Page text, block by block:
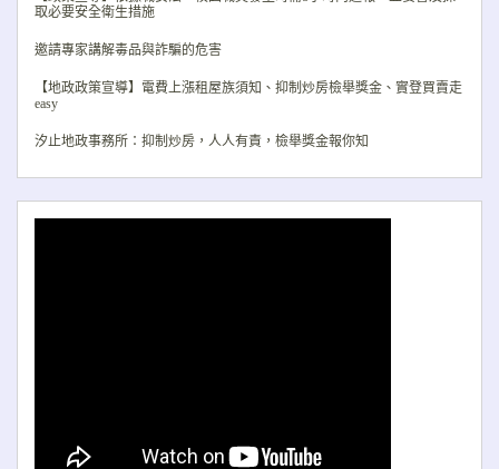
取必要安全衛生措施
邀請專家講解毒品與詐騙的危害
【地政政策宣導】電費上漲租屋族須知、抑制炒房檢舉獎金、實登買賣走
easy
汐止地政事務所：抑制炒房，人人有責，檢舉獎金報你知